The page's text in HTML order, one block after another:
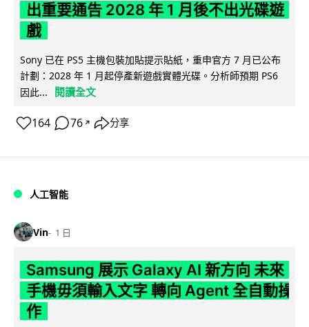
出重要通告 2028 年 1 月後不出光碟遊
戲
Sony 已在 PS5 主機包裝加貼提示貼紙，重申官方 7 月已公布
計劃：2028 年 1 月起停產新遊戲實體光碟。分析師預期 PS6
因此...
閱讀全文
164 76 ↗ 分享
人工智能
Vin 1 日
Samsung 展示 Galaxy AI 新方向 未來
手機毋須輸入文字 轉向 Agent 全自動操
作